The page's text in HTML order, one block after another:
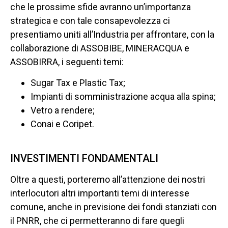
che le prossime sfide avranno un’importanza
strategica e con tale consapevolezza ci
presentiamo uniti all’Industria per affrontare, con la
collaborazione di ASSOBIBE, MINERACQUA e
ASSOBIRRA, i seguenti temi:
Sugar Tax e Plastic Tax;
Impianti di somministrazione acqua alla spina;
Vetro a rendere;
Conai e Coripet.
INVESTIMENTI FONDAMENTALI
Oltre a questi, porteremo all’attenzione dei nostri
interlocutori altri importanti temi di interesse
comune, anche in previsione dei fondi stanziati con
il PNRR, che ci permetteranno di fare quegli